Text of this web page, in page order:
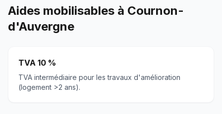
Aides mobilisables à Cournon-
d'Auvergne
TVA 10 %
TVA intermédiaire pour les travaux d'amélioration
(logement >2 ans).